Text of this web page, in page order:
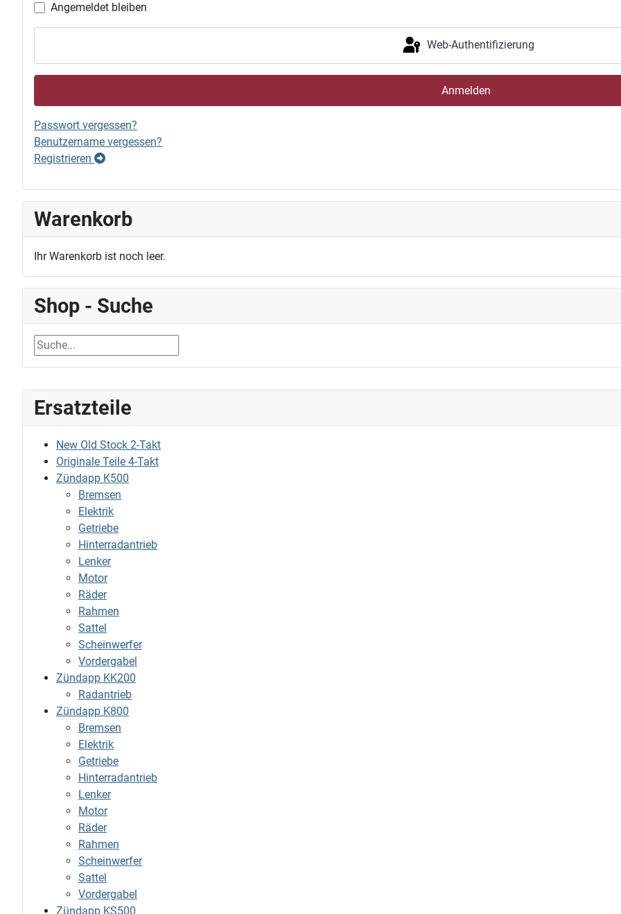
Ersatzteile
New Old Stock 2-Takt
Originale Teile 4-Takt
Zündapp K500
Bremsen
Elektrik
Getriebe
Hinterradantrieb
Lenker
Motor
Räder
Rahmen
Sattel
Scheinwerfer
Vordergabel
Zündapp KK200
Radantrieb
Zündapp K800
Bremsen
Elektrik
Getriebe
Hinterradantrieb
Lenker
Motor
Räder
Rahmen
Scheinwerfer
Sattel
Vordergabel
Zündapp KS500
Angemeldet bleiben
Web-Authentifizierung
Anmelden
Passwort vergessen?
Benutzername vergessen?
Registrieren
Warenkorb
Ihr Warenkorb ist noch leer.
Shop - Suche